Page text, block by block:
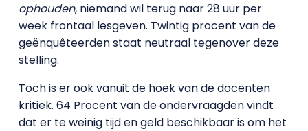
ophouden, niemand wil terug naar 28 uur per
week frontaal lesgeven. Twintig procent van de
geënquêteerden staat neutraal tegenover deze
stelling.
Toch is er ook vanuit de hoek van de docenten
kritiek. 64 Procent van de ondervraagden vindt
dat er te weinig tijd en geld beschikbaar is om het